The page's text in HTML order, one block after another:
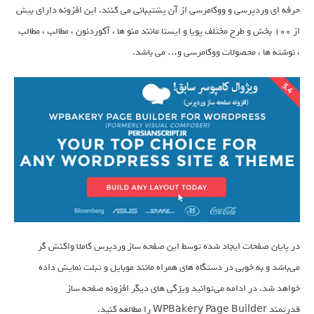
حرفه ای وردپرسی و ووکامرسی از آن پشتیبانی می کنند. این افزونه دارای بیش
از 100 بخش و طرح مختلف پویا و ایستا مانند منو ها ، آکوردئون ، مطالب ، مطالب
، نوشته ها ، محصولات ووکامرسی و… می باشد.
در پایان صفحات ایجاد شده توسط این صفحه ساز وردپرس کاملا واکنش گر
می‌باشد و به خوبی در دستگاه های همراه مانند موبایل و تبلت نمایش داده
خواهد شد. در ادامه می‌توانید ویژگی های دیگر افزونه صفحه ساز
قدرتمند WPBakery Page Builder را مطالعه کنید.